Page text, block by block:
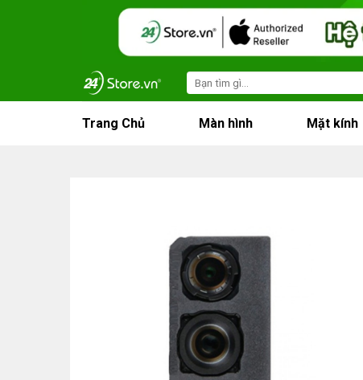
Search
for:
Trang Chủ Màn hình Mặt kính